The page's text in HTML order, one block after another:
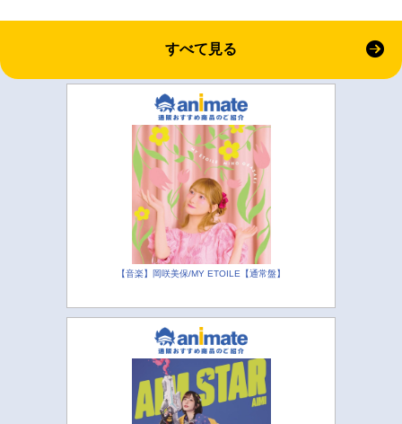
すべて見る
【音楽】岡咲美保/MY ETOILE【通常盤】